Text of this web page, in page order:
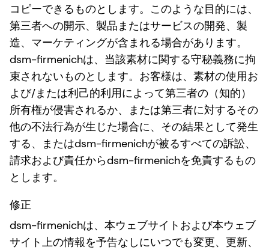
コピーできるものとします。このような目的には、
第三者への開示、製品またはサービスの開発、製
造、マーケティングが含まれる場合があります。
dsm-firmenichは、当該素材に関する守秘義務に拘
束されないものとします。お客様は、素材の使用お
よび/または利己的利用によって第三者の（知的）
所有権が侵害されるか、または第三者に対するその
他の不法行為が生じた場合に、その結果として発生
する、またはdsm-firmenichが被るすべての訴訟、
請求および責任からdsm-firmenichを免責するもの
とします。
修正
dsm-firmenichは、本ウェブサイトおよび本ウェブ
サイト上の情報を予告なしにいつでも変更、更新、